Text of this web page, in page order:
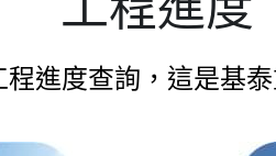
程進度查詢，這是基